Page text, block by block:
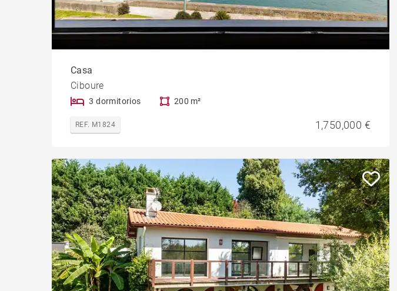
Casa
Ciboure
3 dormitorios 200 m²
REF. M1824 1,750,000 €